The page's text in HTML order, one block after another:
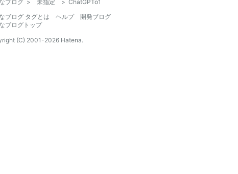
ブログ > 未指定 > ChatGPTo1
ブログ タグとは
ヘルプ
開発ブログ
ブログトップ
(C) 2001-2026 Hatena.